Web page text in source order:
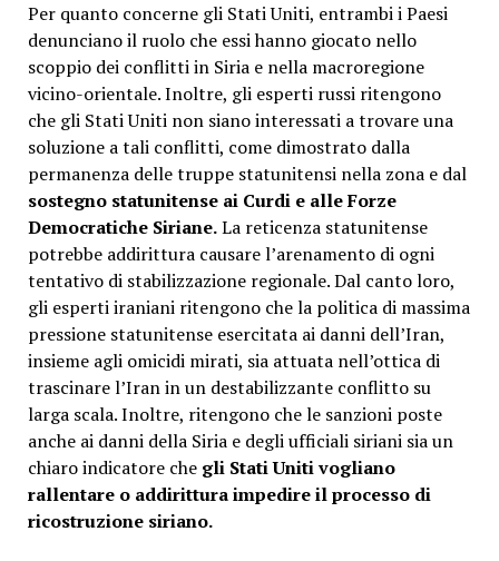
Per quanto concerne gli Stati Uniti, entrambi i Paesi
denunciano il ruolo che essi hanno giocato nello
scoppio dei conflitti in Siria e nella macroregione
vicino-orientale. Inoltre, gli esperti russi ritengono
che gli Stati Uniti non siano interessati a trovare una
soluzione a tali conflitti, come dimostrato dalla
permanenza delle truppe statunitensi nella zona e dal
sostegno statunitense ai Curdi e alle Forze
Democratiche Siriane.La reticenza statunitense
potrebbe addirittura causare l’arenamento di ogni
tentativo di stabilizzazione regionale. Dal canto loro,
gli esperti iraniani ritengono che la politica di massima
pressione statunitense esercitata ai danni dell’Iran,
insieme agli omicidi mirati, sia attuata nell’ottica di
trascinare l’Iran in un destabilizzante conflitto su
larga scala. Inoltre, ritengono che le sanzioni poste
anche ai danni della Siria e degli ufficiali siriani sia un
chiaro indicatore che gli Stati Uniti vogliano
rallentare o addirittura impedire il processo di
ricostruzione siriano.